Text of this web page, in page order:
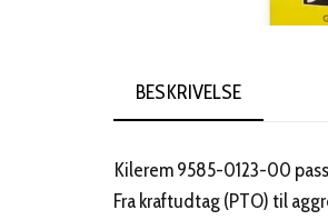
BESKRIVELSE
Kilerem 9585-0123-00
Fra kraftudtag (PTO) til